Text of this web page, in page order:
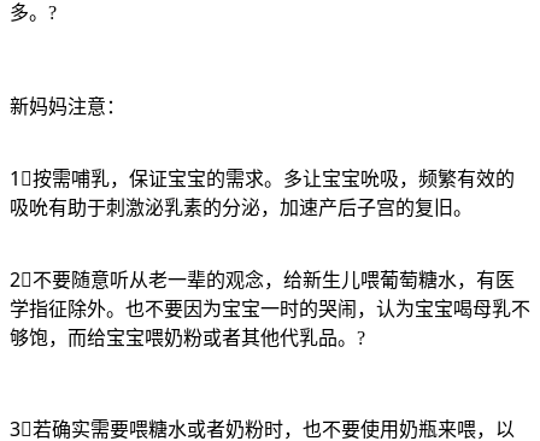
多。?
新妈妈注意：
1⃣按需哺乳，保证宝宝的需求。多让宝宝吮吸，频繁有效的
吸吮有助于刺激泌乳素的分泌，加速产后子宫的复旧。
2⃣不要随意听从老一辈的观念，给新生儿喂葡萄糖水，有医
学指征除外。也不要因为宝宝一时的哭闹，认为宝宝喝母乳不
够饱，而给宝宝喂奶粉或者其他代乳品。?
3⃣若确实需要喂糖水或者奶粉时，也不要使用奶瓶来喂，以